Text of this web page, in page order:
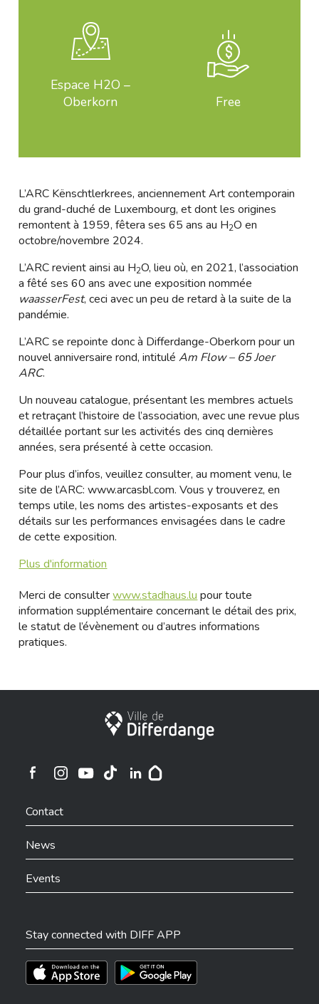
Espace H2O –
Oberkorn
Free
L’ARC Kënschtlerkrees, anciennement Art contemporain
du grand-duché de Luxembourg, et dont les origines
remontent à 1959, fêtera ses 65 ans au H2O en
octobre/novembre 2024.
L’ARC revient ainsi au H2O, lieu où, en 2021, l’association
a fêté ses 60 ans avec une exposition nommée
waasserFest, ceci avec un peu de retard à la suite de la
pandémie.
L’ARC se repointe donc à Differdange-Oberkorn pour un
nouvel anniversaire rond, intituléAm Flow – 65 Joer
ARC.
Un nouveau catalogue, présentant les membres actuels
et retraçant l’histoire de l’association, avec une revue plus
détaillée portant sur les activités des cinq dernières
années, sera présenté à cette occasion.
Pour plus d’infos, veuillez consulter, au moment venu, le
site de l’ARC:www.arcasbl.com. Vous y trouverez, en
temps utile, les noms des artistes-exposants et des
détails sur les performances envisagées dans le cadre
de cette exposition.
Plus d'information
Merci de consulterwww.stadhaus.lu pour toute
information supplémentaire concernant le détail des prix,
le statut de l’évènement ou d’autres informations
pratiques.
City of Differdange
Ville de Differdange sur Instagram
Contact
News
Events
Stay connected with DIFF APP
Téléchargez l'app sur l'App StoreTéléchargez l'app sur Play Store